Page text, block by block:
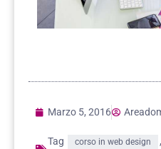
Marzo 5, 2016
Tag corso in web design ,